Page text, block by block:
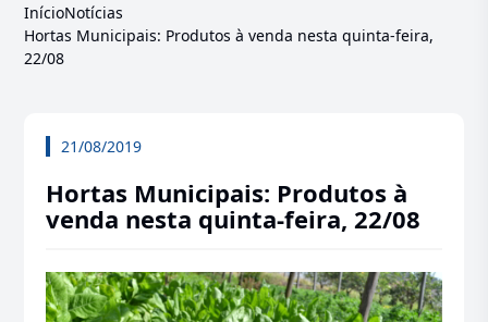
InícioNotícias
Hortas Municipais: Produtos à venda nesta quinta-feira,
22/08
21/08/2019
Hortas Municipais: Produtos à
venda nesta quinta-feira, 22/08